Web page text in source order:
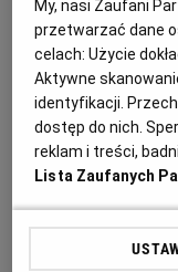
skórka otarta z
Na farsz:
80 g zielonego
My, nasi Zaufani
przetwarzać dane
celach:Użycie
Aktywne
identyfikacji.
dostęp do nich.
reklam i treści,
Lista Zaufanych